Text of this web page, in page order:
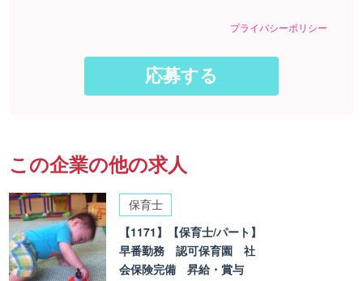
プライバシーポリシー
この企業の他の求人
保育士
【1171】【保育士/パート】
早番勤務 認可保育園 社
会保険完備 昇給・賞与